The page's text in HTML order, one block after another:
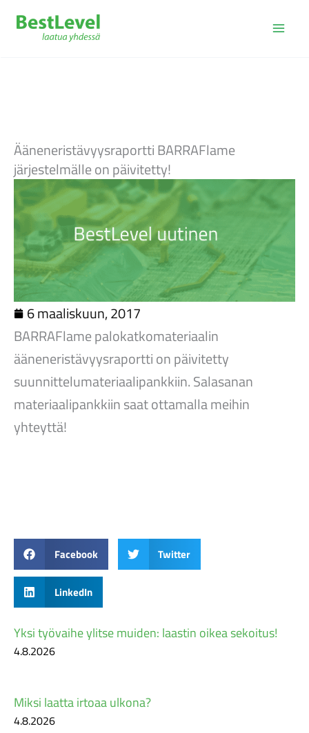
Siirry
sisältöön
Ääneneristävyysraportti BARRAFlame
järjestelmälle on päivitetty!
6 maaliskuun, 2017
BARRAFlame palokatkomateriaalin
ääneneristävyysraportti on päivitetty
suunnittelumateriaalipankkiin. Salasanan
materiaalipankkiin saat ottamalla meihin
yhteyttä!
Facebook Twitter
LinkedIn
Yksi työvaihe ylitse muiden: laastin oikea sekoitus!
4.8.2026
Miksi laatta irtoaa ulkona?
4.8.2026